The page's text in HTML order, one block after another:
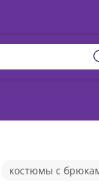
костюмы с